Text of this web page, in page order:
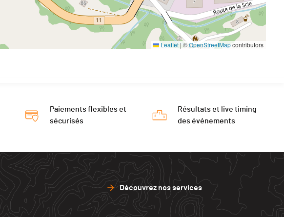
Leaflet | ©OpenStreetMapcontributors
Paiements flexibles et
sécurisés
Résultats et live timing
des événements
Découvrez nos services